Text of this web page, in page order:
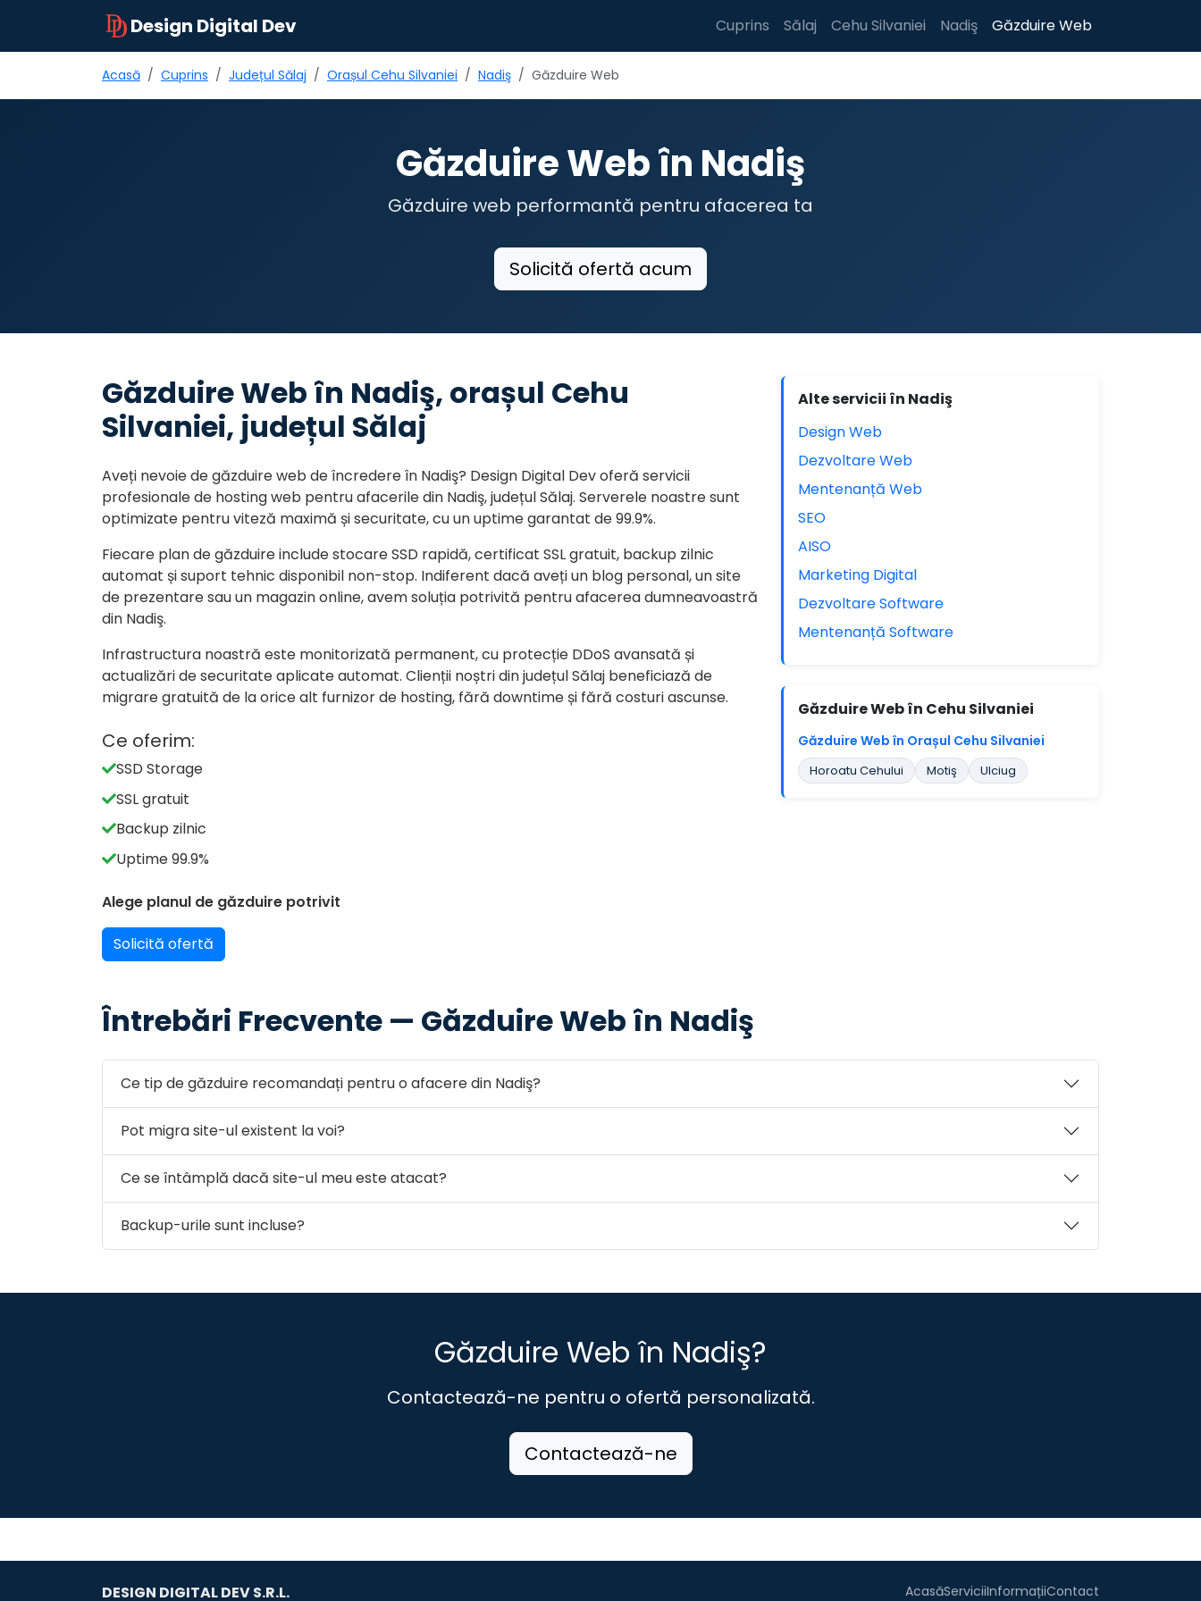
Design Digital Dev Cuprins Sălaj Cehu Silvaniei Nadiş Găzduire Web
Acasă Cuprins Județul Sălaj Orașul Cehu Silvaniei Nadiş Găzduire Web
Găzduire Web în Nadiş
Găzduire web performantă pentru afacerea ta
Solicită ofertă acum
Găzduire Web în Nadiş, orașul Cehu
Silvaniei, județul Sălaj
Aveți nevoie de găzduire web de încredere în Nadiş? Design Digital Dev oferă servicii
profesionale de hosting web pentru afacerile din Nadiş, județul Sălaj. Serverele noastre sunt
optimizate pentru viteză maximă și securitate, cu un uptime garantat de 99.9%.
Fiecare plan de găzduire include stocare SSD rapidă, certificat SSL gratuit, backup zilnic
automat și suport tehnic disponibil non-stop. Indiferent dacă aveți un blog personal, un site
de prezentare sau un magazin online, avem soluția potrivită pentru afacerea dumneavoastră
din Nadiş.
Infrastructura noastră este monitorizată permanent, cu protecție DDoS avansată și
actualizări de securitate aplicate automat. Clienții noștri din județul Sălaj beneficiază de
migrare gratuită de la orice alt furnizor de hosting, fără downtime și fără costuri ascunse.
Ce oferim:
SSD Storage
SSL gratuit
Backup zilnic
Uptime 99.9%
Alege planul de găzduire potrivit
Solicită ofertă
Alte servicii în Nadiş
Design Web
Dezvoltare Web
Mentenanță Web
SEO
AISO
Marketing Digital
Dezvoltare Software
Mentenanță Software
Găzduire Web în Cehu Silvaniei
Găzduire Web în Orașul Cehu Silvaniei
Horoatu Cehului Motiş Ulciug
Întrebări Frecvente — Găzduire Web în Nadiş
Ce tip de găzduire recomandați pentru o afacere din Nadiş?
Pot migra site-ul existent la voi?
Ce se întâmplă dacă site-ul meu este atacat?
Backup-urile sunt incluse?
Găzduire Web în Nadiş?
Contactează-ne pentru o ofertă personalizată.
Contactează-ne
DESIGN DIGITAL DEV S.R.L. AcasăServiciiInformațiiContact